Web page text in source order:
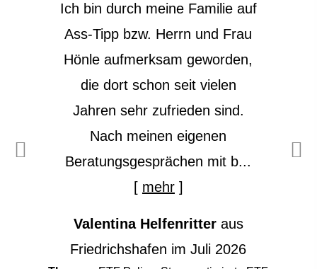
Ich bin durch meine Familie auf
Ass-Tipp bzw. Herrn und Frau
Hönle aufmerksam geworden,
die dort schon seit vielen
Jahren sehr zufrieden sind.
Nach meinen eigenen
Beratungsgesprächen mit b...
[ mehr]
Valentina Helfenritteraus
Friedrichshafen im Juli 2026